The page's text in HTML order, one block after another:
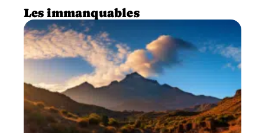
Les immanquables